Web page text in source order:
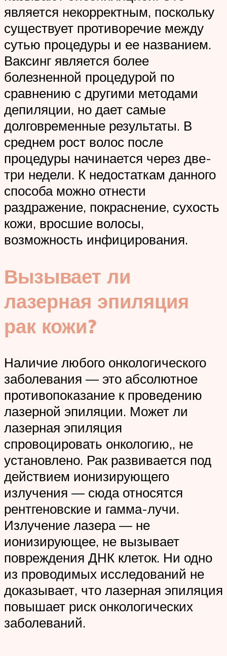
является некорректным, поскольку
существует противоречие между
сутью процедуры и ее названием.
Ваксинг является более
болезненной процедурой по
сравнению с другими методами
депиляции, но дает самые
долговременные результаты. В
среднем рост волос после
процедуры начинается через две-
три недели. К недостаткам данного
способа можно отнести
раздражение, покраснение, сухость
кожи, вросшие волосы,
возможность инфицирования.
Вызывает ли
лазерная эпиляция
рак кожи?
Наличие любого онкологического
заболевания — это абсолютное
противопоказание к проведению
лазерной эпиляции. Может ли
лазерная эпиляция
спровоцировать онкологию,, не
установлено. Рак развивается под
действием ионизирующего
излучения — сюда относятся
рентгеновские и гамма-лучи.
Излучение лазера — не
ионизирующее, не вызывает
повреждения ДНК клеток. Ни одно
из проводимых исследований не
доказывает, что лазерная эпиляция
повышает риск онкологических
заболеваний.